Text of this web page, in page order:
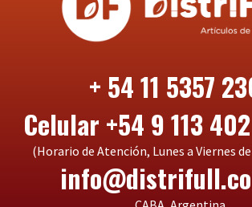
+ 54 11 5357
Celular +54 9 113
(Horario de Atención, Lunes a Viernes